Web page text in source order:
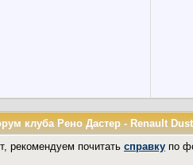
клуба Рено Дастер - Renault
рекомендуем почитать справку по